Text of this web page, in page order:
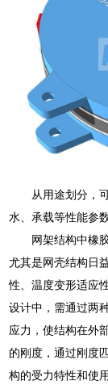
从用途划分，
水、承载等性能参
网架结构中橡
尤其是网壳结构日
性、温度变形适应
设计中，需通过两
应力，使结构在外
的刚度，通过刚度
构的受力特性和使